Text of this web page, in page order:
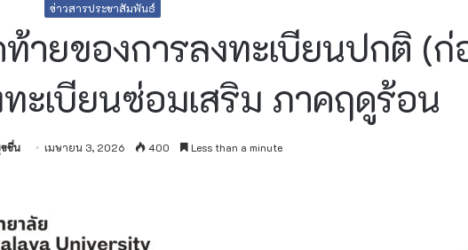
ข่าวสารประชาสัมพันธ์
ายของการลงทะเบียนปกติ (ก่
ะเบียนซ่อมเสริม ภาคฤดูร้อน
ชื่น เมษายน 3, 2026 400 Less than a minute